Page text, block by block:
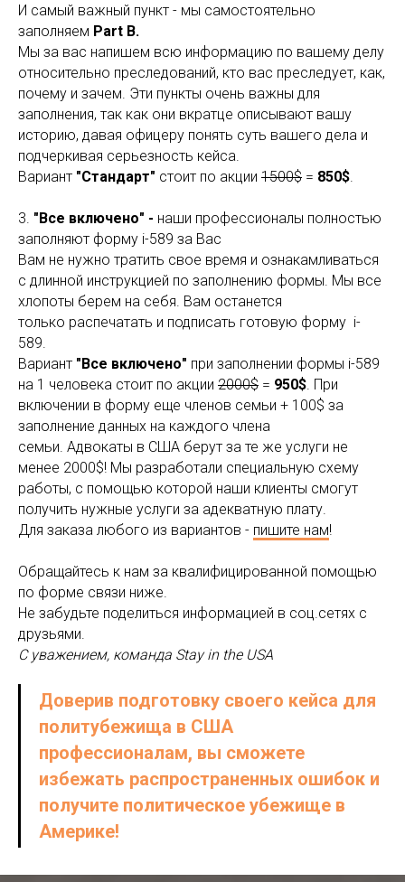
И самый важный пункт - мы самостоятельно
заполняем Part B.
Мы за вас напишем всю информацию по вашему делу
относительно преследований, кто вас преследует, как,
почему и зачем. Эти пункты очень важны для
заполнения, так как они вкратце описывают вашу
историю, давая офицеру понять суть вашего дела и
подчеркивая серьезность кейса.
Вариант "Стандарт" стоит по акции 1500$ = 850$.
3. "Все включено" - наши профессионалы полностью
заполняют форму i-589 за Вас
Вам не нужно тратить свое время и ознакамливаться
с длинной инструкцией по заполнению формы. Мы все
хлопоты берем на себя. Вам останется
только распечатать и подписать готовую форму i-
589.
Вариант "Все включено" при заполнении формы i-589
на 1 человека стоит по акции 2000$ = 950$. При
включении в форму еще членов семьи + 100$ за
заполнение данных на каждого члена
семьи. Адвокаты в США берут за те же услуги не
менее 2000$! Мы разработали специальную схему
работы, с помощью которой наши клиенты смогут
получить нужные услуги за адекватную плату.
Для заказа любого из вариантов - пишите нам!
Обращайтесь к нам за квалифицированной помощью
по форме связи ниже.
Не забудьте поделиться информацией в соц.сетях с
друзьями.
С уважением, команда Stay in the USA
Доверив подготовку своего кейса для
политубежища в США
профессионалам, вы сможете
избежать распространенных ошибок и
получите политическое убежище в
Америке!